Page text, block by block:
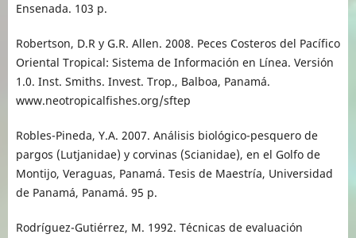
Ensenada. 103 p.
Robertson, D.R y G.R. Allen. 2008. Peces Costeros del Pacífico
Oriental Tropical: Sistema de Información en Línea. Versión
1.0. Inst. Smiths. Invest. Trop., Balboa, Panamá.
www.neotropicalfishes.org/sftep
Robles-Pineda, Y.A. 2007. Análisis biológico-pesquero de
pargos (Lutjanidae) y corvinas (Scianidae), en el Golfo de
Montijo, Veraguas, Panamá. Tesis de Maestría, Universidad
de Panamá, Panamá. 95 p.
Rodríguez-Gutiérrez, M. 1992. Técnicas de evaluación